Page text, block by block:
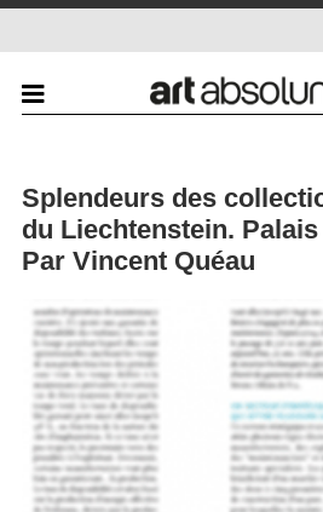
Splendeurs des
du Liechtenstein.
Par Vincent Quéau